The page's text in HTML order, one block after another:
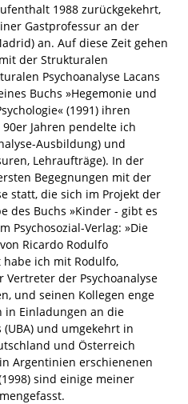
1988 zurückgekehrt,
Gastprofessur an der
an. Auf diese Zeit gehen
der Strukturalen
Psychoanalyse Lacans
Buchs »Hegemonie und
(1991) ihren
Jahren pendelte ich
Ausbildung) und
Lehraufträge). In der
Begegnungen mit der
statt, die sich im Projekt der
des Buchs »Kinder - gibt es
Psychosozial-Verlag: »Die
Ricardo Rodulfo
ich mit Rodulfo,
der Psychoanalyse
und seinen Kollegen enge
in Einladungen an die
und umgekehrt in
und Österreich
Argentinien erschienenen
sind einige meiner